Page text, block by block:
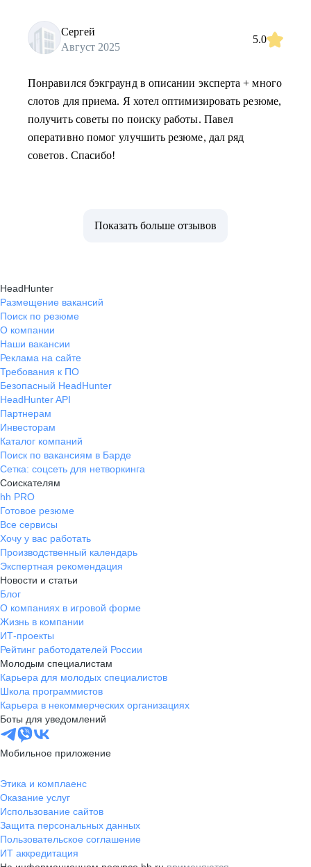
Сергей
Август 2025
5.0
Понравился бэкграунд в описании эксперта + много
слотов для приема. Я хотел оптимизировать резюме,
получить советы по поиску работы. Павел
оперативно помог улучшить резюме, дал ряд
советов. Спасибо!
Показать больше отзывов
HeadHunter
Размещение вакансий
Поиск по резюме
О компании
Наши вакансии
Реклама на сайте
Требования к ПО
Безопасный HeadHunter
HeadHunter API
Партнерам
Инвесторам
Каталог компаний
Поиск по вакансиям в Барде
Сетка: соцсеть для нетворкинга
Соискателям
hh PRO
Готовое резюме
Все сервисы
Хочу у вас работать
Производственный календарь
Экспертная рекомендация
Новости и статьи
Блог
О компаниях в игровой форме
Жизнь в компании
ИТ-проекты
Рейтинг работодателей России
Молодым специалистам
Карьера для молодых специалистов
Школа программистов
Карьера в некоммерческих организациях
Боты для уведомлений
Мобильное приложение
Этика и комплаенс
Оказание услуг
Использование сайтов
Защита персональных данных
Пользовательское соглашение
ИТ аккредитация